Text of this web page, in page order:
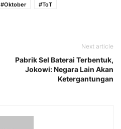
#Oktober
#ToT
Next article
Pabrik Sel Baterai Terbentuk,
Jokowi: Negara Lain Akan
Ketergantungan